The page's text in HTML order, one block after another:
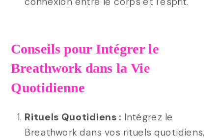
Conseils pour Intégrer le
Breathwork dans la Vie
Quotidienne
Rituels Quotidiens : Intégrez le
Breathwork dans vos rituels quotidiens,